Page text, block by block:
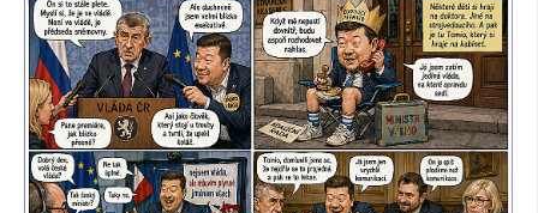
AUTOŘI
PŘÍSPĚVKY NA PROVOZ
SOCIÁLNÍ SÍTĚ
RUBRIKY